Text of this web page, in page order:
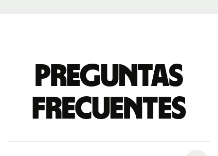
Preguntas
frecuentes